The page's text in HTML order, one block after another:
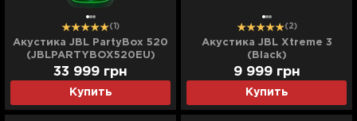
(1)
Акустика JBL PartyBox 520
(JBLPARTYBOX520EU)
Купить
33 999 грн
(2)
Акустика JBL Xtreme 3
(Black)
(JBLXTREME3BLKEUNA)
Купить
9 999 грн